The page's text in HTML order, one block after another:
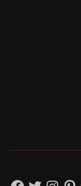
FacebookTwitterInstagram